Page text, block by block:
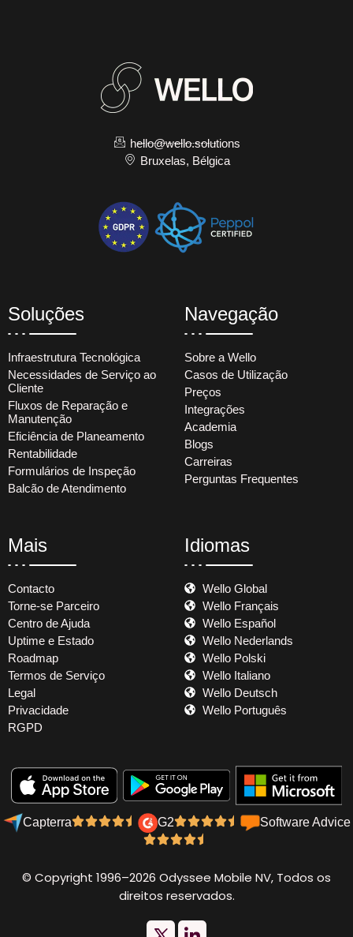
hello@wello.solutions
Bruxelas, Bélgica
Soluções
Infraestrutura Tecnológica
Necessidades de Serviço ao
Cliente
Fluxos de Reparação e
Manutenção
Eficiência de Planeamento
Rentabilidade
Formulários de Inspeção
Balcão de Atendimento
Navegação
Sobre a Wello
Casos de Utilização
Preços
Integrações
Academia
Blogs
Carreiras
Perguntas Frequentes
Mais
Contacto
Torne-se Parceiro
Centro de Ajuda
Uptime e Estado
Roadmap
Termos de Serviço
Legal
Privacidade
RGPD
Idiomas
Wello Global
Wello Français
Wello Español
Wello Nederlands
Wello Polski
Wello Italiano
Wello Deutsch
Wello Português
Capterra G2 Software Advice
© Copyright 1996–2026 Odyssee Mobile NV, Todos os
direitos reservados.